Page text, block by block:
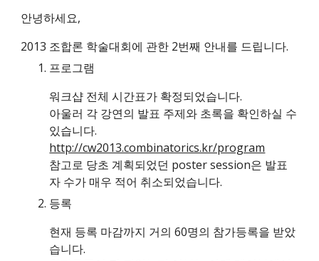
안녕하세요,
2013 조합론 학술대회에 관한 2번째 안내를 드립니다.
프로그램
워크샵 전체 시간표가 확정되었습니다.
아울러 각 강연의 발표 주제와 초록을 확인하실 수
있습니다.
http://cw2013.combinatorics.kr/program
참고로 당초 계획되었던 poster session은 발표
자 수가 매우 적어 취소되었습니다.
등록
현재 등록 마감까지 거의 60명의 참가등록을 받았
습니다.